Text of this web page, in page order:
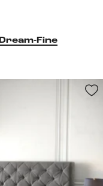
Dream-Fine